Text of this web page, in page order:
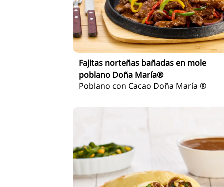
Fajitas norteñas bañadas en mole
poblano Doña María®
Poblano con Cacao Doña María ®